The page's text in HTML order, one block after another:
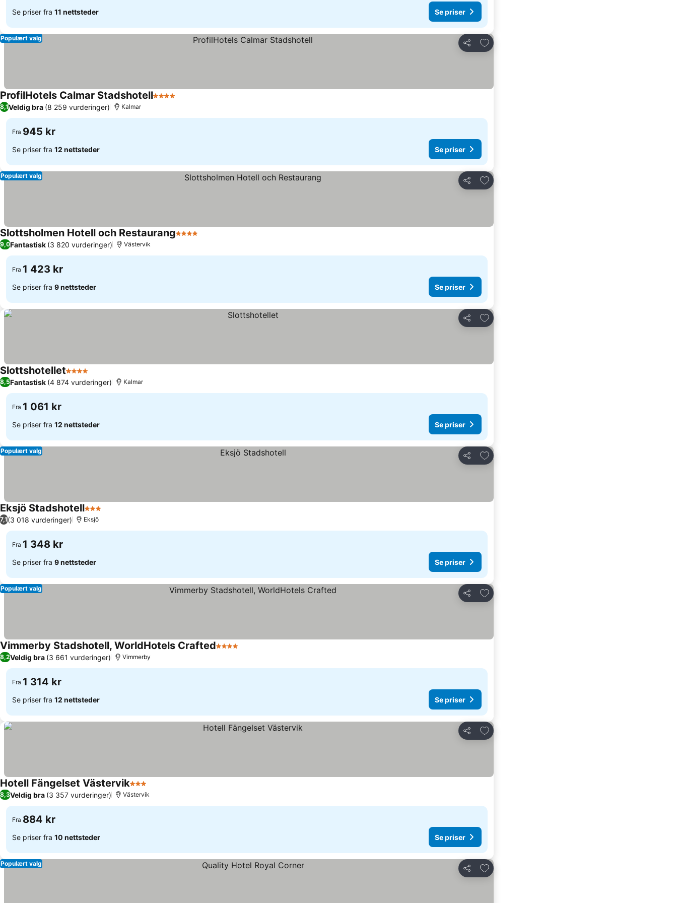
Se priser fra 11 nettsteder Se priser
Del
Legg til i favoritter
Populært valg
ProfilHotels Calmar Stadshotell4 Stjerner
8,1Veldig bra (8 259 vurderinger) Kalmar
Fra 945 kr
Se priser fra 12 nettsteder Se priser
Del
Legg til i favoritter
Populært valg
Slottsholmen Hotell och Restaurang4 Stjerner
9,0Fantastisk (3 820 vurderinger) Västervik
Fra 1 423 kr
Se priser fra 9 nettsteder Se priser
Del
Legg til i favoritter
Slottshotellet4 StjernerSe priser
8,5Fantastisk (4 874 vurderinger) Kalmar
Fra 1 061 kr
Se priser fra 12 nettsteder Se priser
Del
Legg til i favoritter
Populært valg
Eksjö Stadshotell3 Stjerner
7,1(3 018 vurderinger) Eksjö
Fra 1 348 kr
Se priser fra 9 nettsteder Se priser
Del
Legg til i favoritter
Populært valg
Vimmerby Stadshotell, WorldHotels Crafted4 Stjerner
8,2Veldig bra (3 661 vurderinger) Vimmerby
Fra 1 314 kr
Se priser fra 12 nettsteder Se priser
Del
Legg til i favoritter
Hotell Fängelset Västervik3 Stjerner
8,3Veldig bra (3 357 vurderinger) Västervik
Fra 884 kr
Se priser fra 10 nettsteder Se priser
Del
Legg til i favoritter
Populært valg